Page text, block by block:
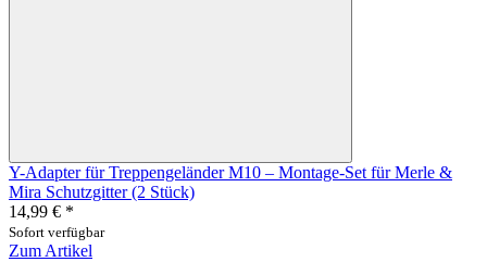
Y-Adapter für Treppengeländer M10 – Montage-Set für Merle &
Mira Schutzgitter (2 Stück)
14,99 € *
Sofort verfügbar
Zum Artikel